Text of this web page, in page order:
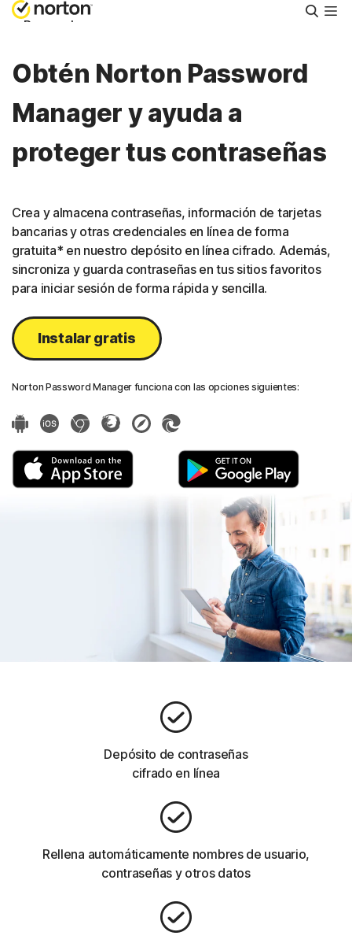
Personal
Small Business
Asistencia
España
Iniciar sesión
Obtén Norton Password
Manager y ayuda a
proteger tus contraseñas
Crea y almacena contraseñas, información de tarjetas
bancarias y otras credenciales en línea de forma
gratuita* en nuestro depósito en línea cifrado. Además,
sincroniza y guarda contraseñas en tus sitios favoritos
para iniciar sesión de forma rápida y sencilla.
Instalar gratis
Norton Password Manager funciona con las opciones siguientes:
Depósito de contraseñas
cifrado en línea
Rellena automáticamente nombres de usuario,
contraseñas y otros datos